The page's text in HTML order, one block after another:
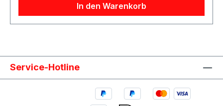
In den Warenkorb
Service-Hotline